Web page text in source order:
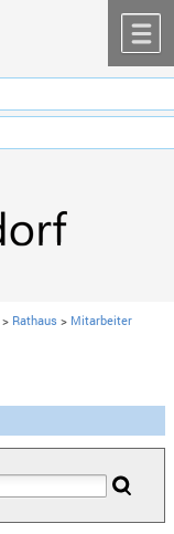
> Rathaus > Mitarbeiter